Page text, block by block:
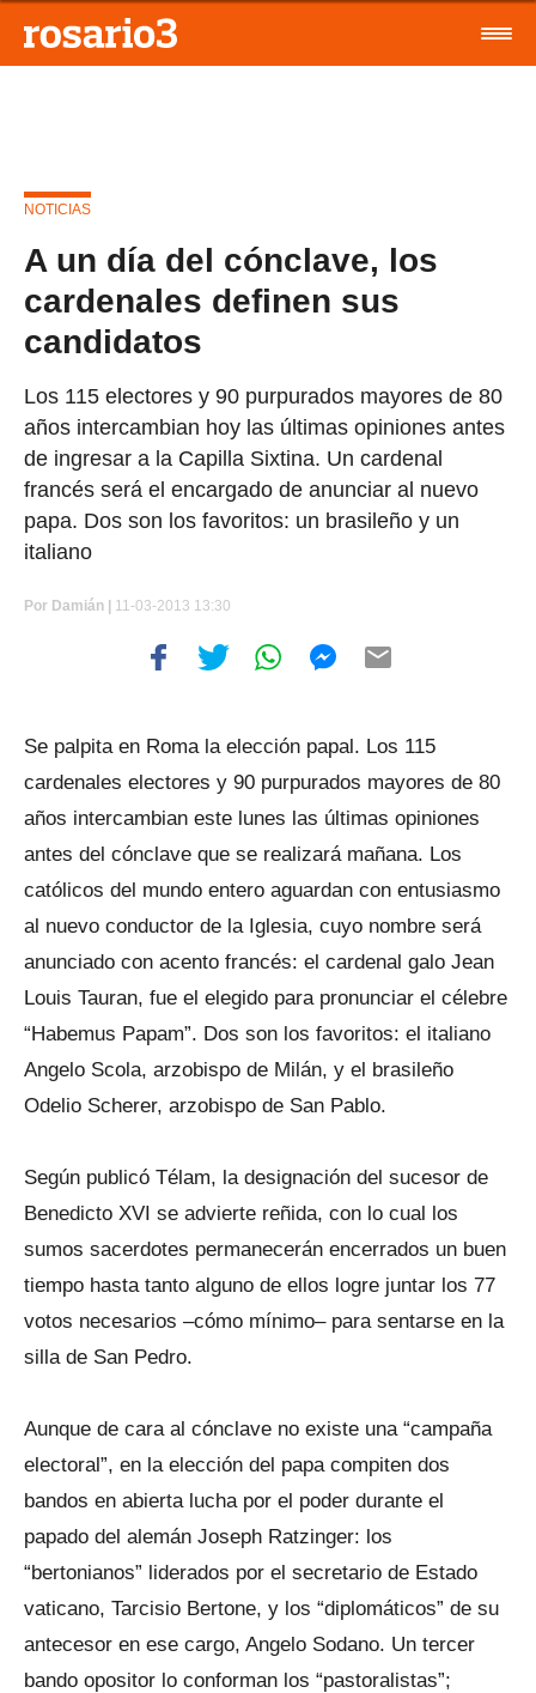
NOTICIAS
A un día del cónclave, los
cardenales definen sus
candidatos
Los 115 electores y 90 purpurados mayores de 80
años intercambian hoy las últimas opiniones antes
de ingresar a la Capilla Sixtina. Un cardenal
francés será el encargado de anunciar al nuevo
papa. Dos son los favoritos: un brasileño y un
italiano
Por Damián | 11-03-2013 13:30
Se palpita en Roma la elección papal. Los 115
cardenales electores y 90 purpurados mayores de 80
años intercambian este lunes las últimas opiniones
antes del cónclave que se realizará mañana. Los
católicos del mundo entero aguardan con entusiasmo
al nuevo conductor de la Iglesia, cuyo nombre será
anunciado con acento francés: el cardenal galo Jean
Louis Tauran, fue el elegido para pronunciar el célebre
“Habemus Papam”. Dos son los favoritos: el italiano
Angelo Scola, arzobispo de Milán, y el brasileño
Odelio Scherer, arzobispo de San Pablo.
Según publicó Télam, la designación del sucesor de
Benedicto XVI se advierte reñida, con lo cual los
sumos sacerdotes permanecerán encerrados un buen
tiempo hasta tanto alguno de ellos logre juntar los 77
votos necesarios –cómo mínimo– para sentarse en la
silla de San Pedro.
Aunque de cara al cónclave no existe una “campaña
electoral”, en la elección del papa compiten dos
bandos en abierta lucha por el poder durante el
papado del alemán Joseph Ratzinger: los
“bertonianos” liderados por el secretario de Estado
vaticano, Tarcisio Bertone, y los “diplomáticos” de su
antecesor en ese cargo, Angelo Sodano. Un tercer
bando opositor lo conforman los “pastoralistas”;